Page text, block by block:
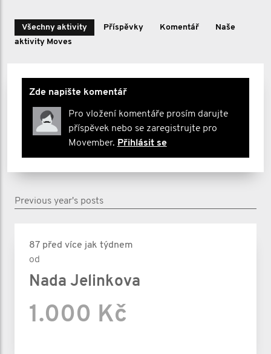
Všechny aktivity Příspěvky Komentář
Naše
aktivity Moves
Zde napište komentář
Pro vložení komentáře prosím darujte
příspěvek nebo se zaregistrujte pro
Movember. Přihlásit se
Previous year's posts
87 před více jak týdnem
od
Nada Jelinkova
1.000 Kč